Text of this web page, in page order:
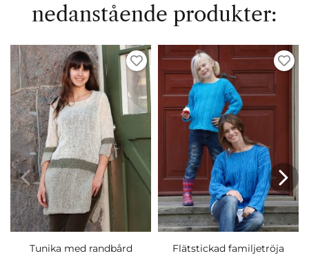
nedanstående produkter:
Tunika med randbård Flätstickad familjetröja